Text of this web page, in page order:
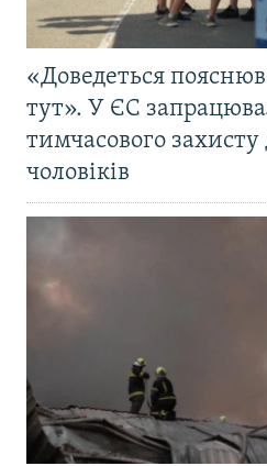
«Доведеться
тут». У ЄС
тимчасового
чоловіків